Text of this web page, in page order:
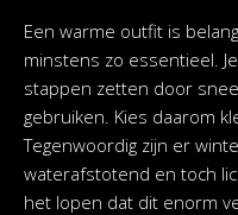
Een warme outfit is
minstens zo essentieel.
stappen zetten door
gebruiken. Kies daarom
Tegenwoordig zijn er
waterafstotend en toch
het lopen dat dit enorm